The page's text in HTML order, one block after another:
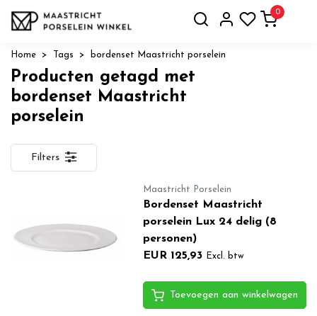
0
Home Tags bordenset Maastricht porselein
Producten getagd met
bordenset Maastricht
porselein
Filters
Maastricht Porselein
Bordenset Maastricht
porselein Lux 24 delig (8
personen)
EUR 125,93
Excl. btw
Toevoegen aan winkelwagen